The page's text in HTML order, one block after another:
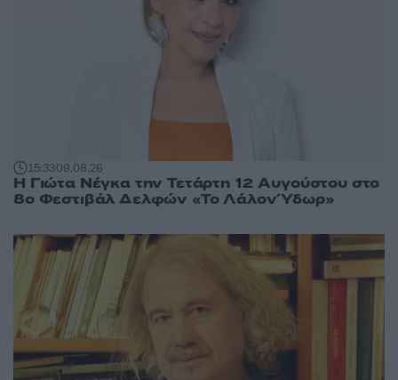
15:3309.08.26
Η Γιώτα Νέγκα την Τετάρτη 12 Αυγούστου στο
8ο Φεστιβάλ Δελφών «Το Λάλον Ύδωρ»